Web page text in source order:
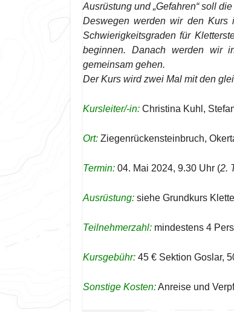
Ausrüstung und „Gefahren“ soll
Deswegen werden wir den Kurs
Schwierigkeitsgraden für
beginnen. Danach werden wir
gemeinsam gehen.
Der Kurs wird zwei Mal mit den
Kursleiter/-in: Christina Kuhl,
Ort: Ziegenrückensteinbruch,
Termin: 04. Mai 2024, 9.30 Uhr (2.
Ausrüstung: siehe Grundkurs
Teilnehmerzahl: mindestens 4
Kursgebühr: 45 € Sektion Goslar,
Sonstige Kosten:Anreise und